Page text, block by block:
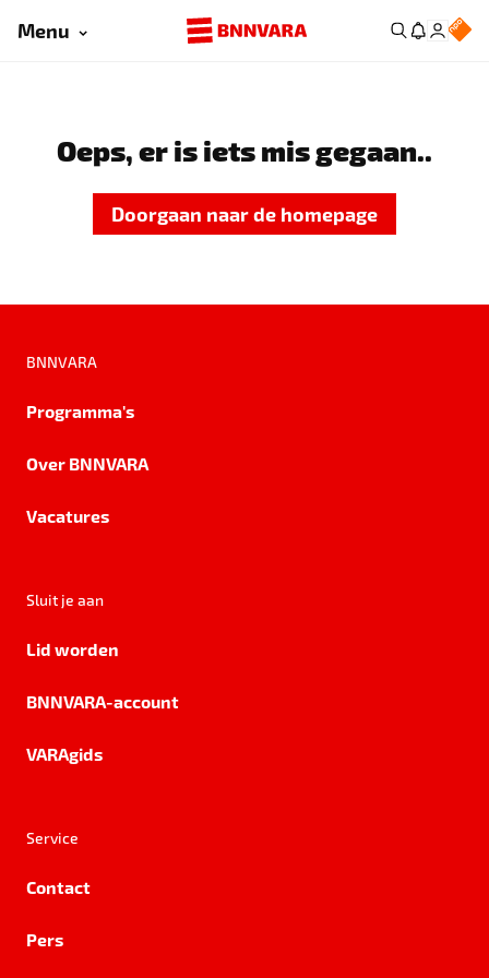
Menu
Oeps, er is iets mis gegaan..
Doorgaan naar de homepage
BNNVARA
Programma's
Over BNNVARA
Vacatures
Sluit je aan
Lid worden
BNNVARA-account
VARAgids
Service
Contact
Pers